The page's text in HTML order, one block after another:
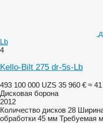
Lb
4
Kello-Bilt 275 dr-5s-Lb
493 100 000 UZS 35 960 € ≈
Дисковая борона
2012
Количество дисков 28
обработки 45 мм Требуемая